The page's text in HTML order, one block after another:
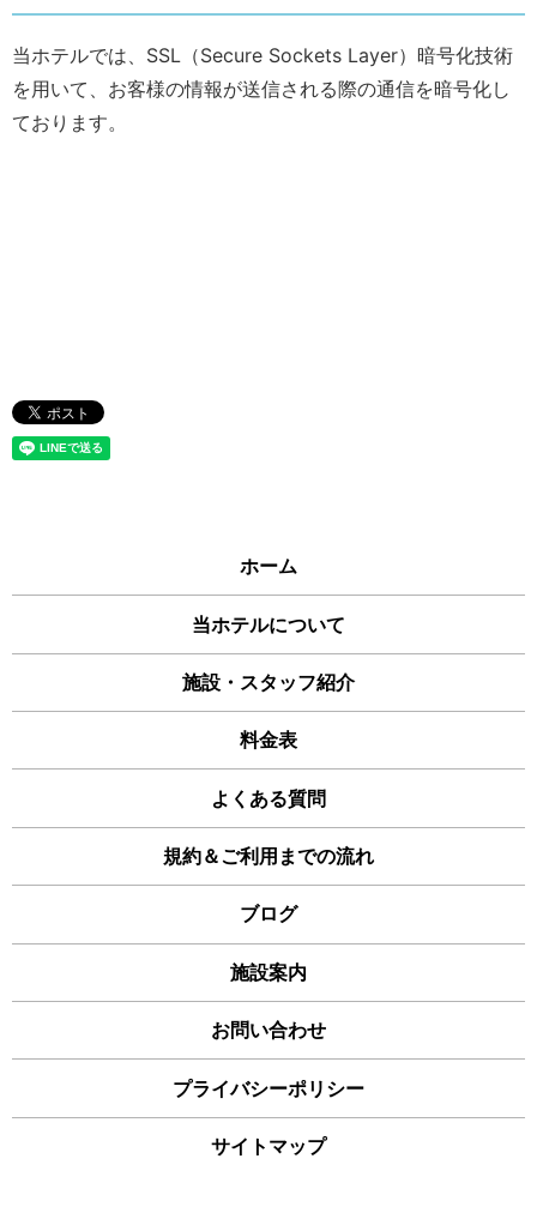
当ホテルでは、SSL（Secure Sockets Layer）暗号化技術
を用いて、お客様の情報が送信される際の通信を暗号化し
ております。
ホーム
当ホテルについて
施設・スタッフ紹介
料金表
よくある質問
規約＆ご利用までの流れ
ブログ
施設案内
お問い合わせ
プライバシーポリシー
サイトマップ